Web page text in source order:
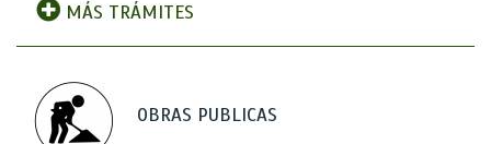
MÁS TRÁMITES
OBRAS PUBLICAS